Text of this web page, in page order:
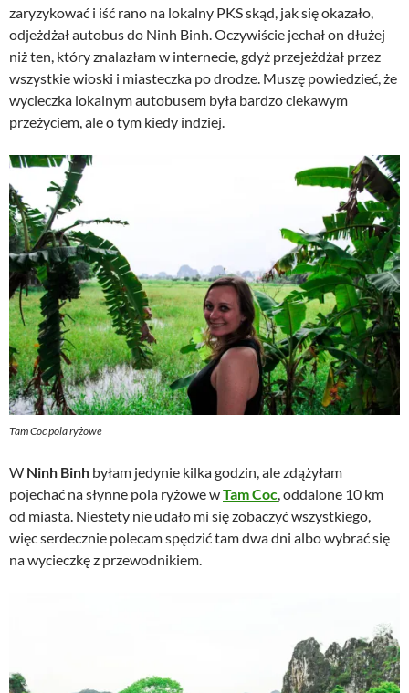
zaryzykować i iść rano na lokalny PKS skąd, jak się okazało,
odjeżdżał autobus do Ninh Binh. Oczywiście jechał on dłużej
niż ten, który znalazłam w internecie, gdyż przejeżdżał przez
wszystkie wioski i miasteczka po drodze. Muszę powiedzieć, że
wycieczka lokalnym autobusem była bardzo ciekawym
przeżyciem, ale o tym kiedy indziej.
Tam Coc pola ryżowe
W Ninh Binh byłam jedynie kilka godzin, ale zdążyłam
pojechać na słynne pola ryżowe wTam Coc, oddalone 10 km
od miasta. Niestety nie udało mi się zobaczyć wszystkiego,
więc serdecznie polecam spędzić tam dwa dni albo wybrać się
na wycieczkę z przewodnikiem.